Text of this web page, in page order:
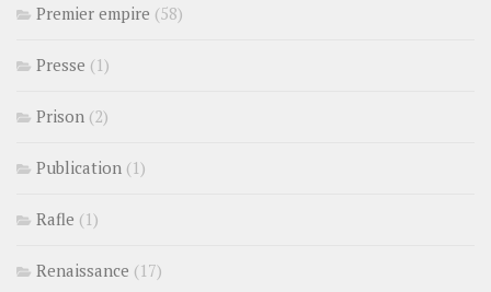
Premier empire (58)
Presse (1)
Prison (2)
Publication (1)
Rafle (1)
Renaissance (17)